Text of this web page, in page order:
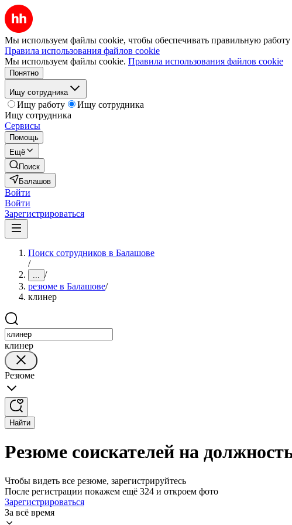
Мы используем файлы cookie, чтобы обеспечивать правильную работу
Правила использования файлов cookie
Мы используем файлы cookie. Правила использования файлов cookie
Понятно
Ищу сотрудника
Ищу работу
Ищу сотрудника
Ищу сотрудника
Сервисы
Помощь
Ещё
Поиск
Балашов
Войти
Войти
Зарегистрироваться
Поиск сотрудников в Балашове
/
... /
резюме в Балашове/
клинер
клинер
Резюме
Найти
Резюме соискателей на
Чтобы видеть все резюме, зарегистрируйтесь
После регистрации покажем ещё 324 и откроем фото
Зарегистрироваться
За всё время